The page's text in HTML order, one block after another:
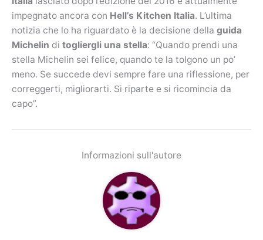
impegnato ancora con Hell’s Kitchen Italia. L’ultima
notizia che lo ha riguardato è la decisione della guida
Michelin di togliergli una stella: “Quando prendi una
stella Michelin sei felice, quando te la tolgono un po’
meno. Se succede devi sempre fare una riflessione, per
correggerti, migliorarti. Si riparte e si ricomincia da
capo”.
Informazioni sull'autore